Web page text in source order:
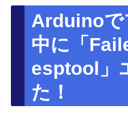
Arduinoで
中に「
esptool」
た！